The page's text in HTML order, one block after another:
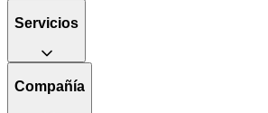
Servicios
Compañía